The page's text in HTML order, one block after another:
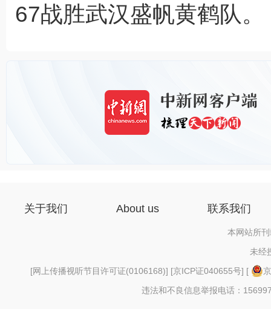
67战胜武汉盛帆黄鹤队。
关于我们 About us 联系我们
本网站所
未经
[网上传播视听节目许可证(0106168)] [京ICP证040655号] [
违法和不良信息举报电话：